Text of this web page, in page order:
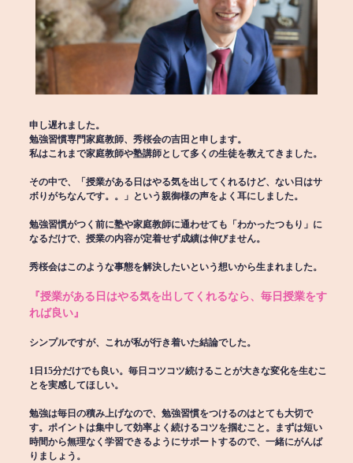
申し遅れました。
勉強習慣専門家庭教師、秀桜会の吉田と申します。
私はこれまで家庭教師や塾講師として多くの生徒を教えてきました。
その中で、「授業がある日はやる気を出してくれるけど、ない日はサ
ボりがちなんです。。」という親御様の声をよく耳にしました。
勉強習慣がつく前に塾や家庭教師に通わせても「わかったつもり」に
なるだけで、授業の内容が定着せず成績は伸びません。
秀桜会はこのような事態を解決したいという想いから生まれました。
『授業がある日はやる気を出してくれるなら、毎日授業をす
れば良い』
シンプルですが、これが私が行き着いた結論でした。
1日15分だけでも良い。毎日コツコツ続けることが大きな変化を生むこ
とを実感してほしい。
勉強は毎日の積み上げなので、勉強習慣をつけるのはとても大切で
す。ポイントは集中して効率よく続けるコツを掴むこと。まずは短い
時間から無理なく学習できるようにサポートするので、一緒にがんば
りましょう。